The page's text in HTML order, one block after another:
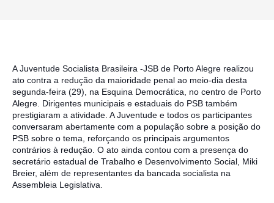
A Juventude Socialista Brasileira -JSB de Porto Alegre realizou
ato contra a redução da maioridade penal ao meio-dia desta
segunda-feira (29), na Esquina Democrática, no centro de Porto
Alegre. Dirigentes municipais e estaduais do PSB também
prestigiaram a atividade. A Juventude e todos os participantes
conversaram abertamente com a população sobre a posição do
PSB sobre o tema, reforçando os principais argumentos
contrários à redução. O ato ainda contou com a presença do
secretário estadual de Trabalho e Desenvolvimento Social, Miki
Breier, além de representantes da bancada socialista na
Assembleia Legislativa.